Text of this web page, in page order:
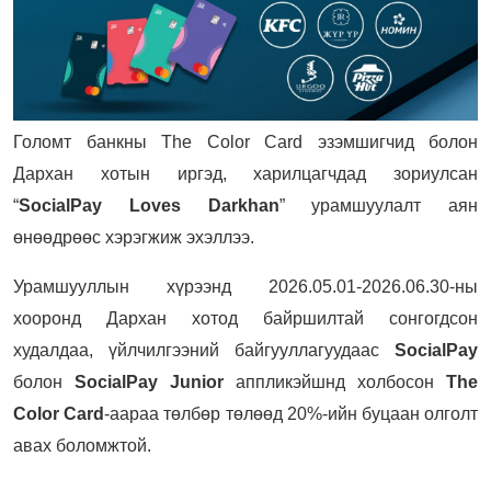
Голомт банкны The Color Card эзэмшигчид болон
Дархан хотын иргэд, харилцагчдад зориулсан
“SocialPay Loves Darkhan” урамшуулалт аян
өнөөдрөөс хэрэгжиж эхэллээ.
Урамшууллын хүрээнд 2026.05.01-2026.06.30-ны
хооронд Дархан хотод байршилтай сонгогдсон
худалдаа, үйлчилгээний байгууллагуудаас SocialPay
болон SocialPay Junior аппликэйшнд холбосон The
Color Card-аараа төлбөр төлөөд 20%-ийн буцаан олголт
авах боломжтой.